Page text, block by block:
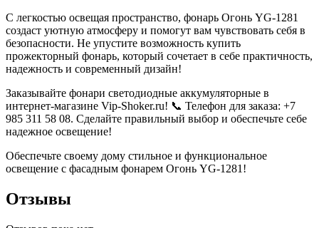
С легкостью освещая пространство, фонарь Огонь YG-1281
создаст уютную атмосферу и помогут вам чувствовать себя в
безопасности. Не упустите возможность купить
прожекторный фонарь, который сочетает в себе практичность,
надежность и современный дизайн!
Заказывайте фонари светодиодные аккумуляторные в
интернет-магазине Vip-Shoker.ru! 📞 Телефон для заказа: +7
985 311 58 08. Сделайте правильный выбор и обеспечьте себе
надежное освещение!
Обеспечьте своему дому стильное и функциональное
освещение с фасадным фонарем Огонь YG-1281!
Отзывы